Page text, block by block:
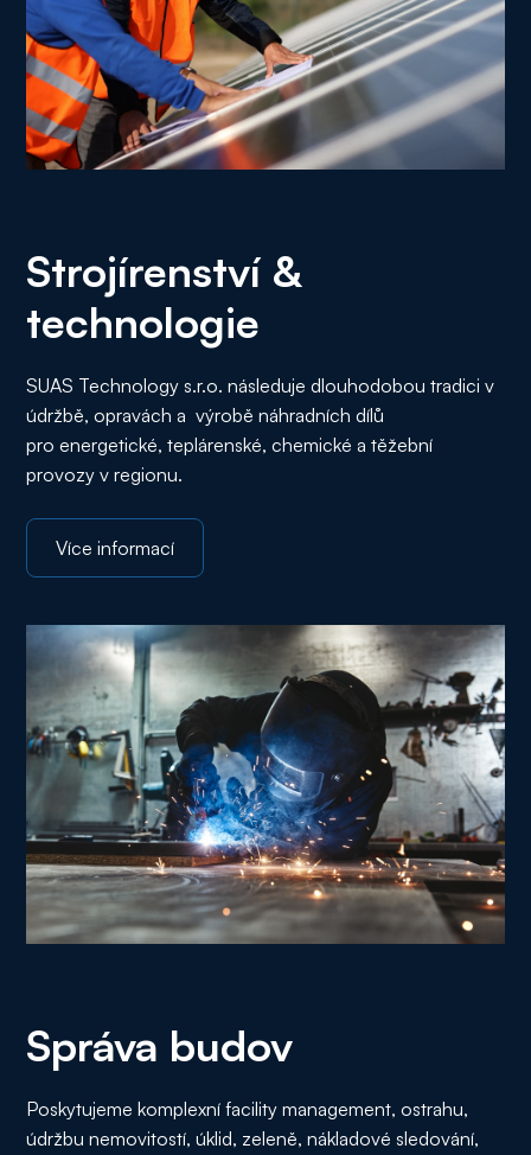
Strojírenství &
technologie
SUAS Technology s.r.o. následuje dlouhodobou tradici v
údržbě, opravách a výrobě náhradních dílů
pro energetické, teplárenské, chemické a těžební
provozy v regionu.
Více informací
Správa budov
Poskytujeme komplexní facility management, ostrahu,
údržbu nemovitostí, úklid, zeleně, nákladové sledování,